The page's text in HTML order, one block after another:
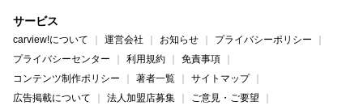
サービス
carview!について 運営会社 お知らせ
プライバシーポリシー
プライバシーセンター
利用規約
免責事項
コンテンツ制作ポリシー
著者一覧
サイトマップ
広告掲載について
法人加盟店募集
ご意見・ご要望